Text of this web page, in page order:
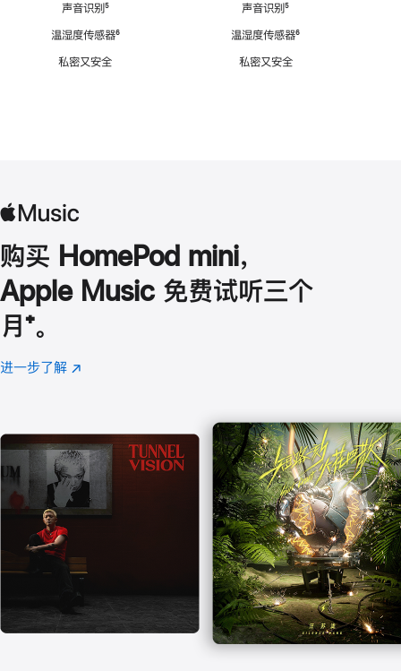
声音识别脚
⁵
温湿度传感器脚
⁶
私密又安全
声音识别脚
⁵
温湿度传感器脚
⁶
私密又安全
购买 HomePod mini，
Apple Music 免费试听三个
月 脚
注
⁺。
进一步了解 Apple
(在
口
中
打
开)